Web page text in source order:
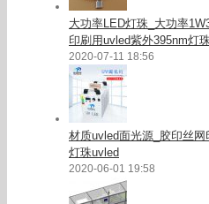
大功率LED灯珠_大功率
印刷用uvled紫外395nm灯珠
2020-07-11 18:56
材质uvled面光源_胶印丝
灯珠uvled
2020-06-01 19:58